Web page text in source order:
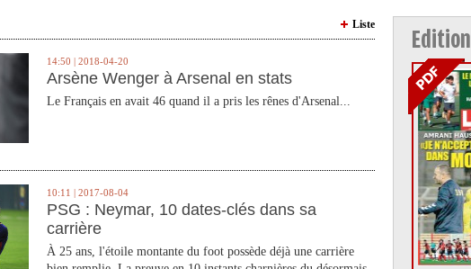
Liste
14:50 | 2018-04-20
Arsène Wenger à Arsenal en stats
Le Français en avait 46 quand il a pris les rênes d'Arsenal...
10:11 | 2017-08-04
PSG : Neymar, 10 dates-clés dans sa
carrière
À 25 ans, l'étoile montante du foot possède déjà une carrière
Edition